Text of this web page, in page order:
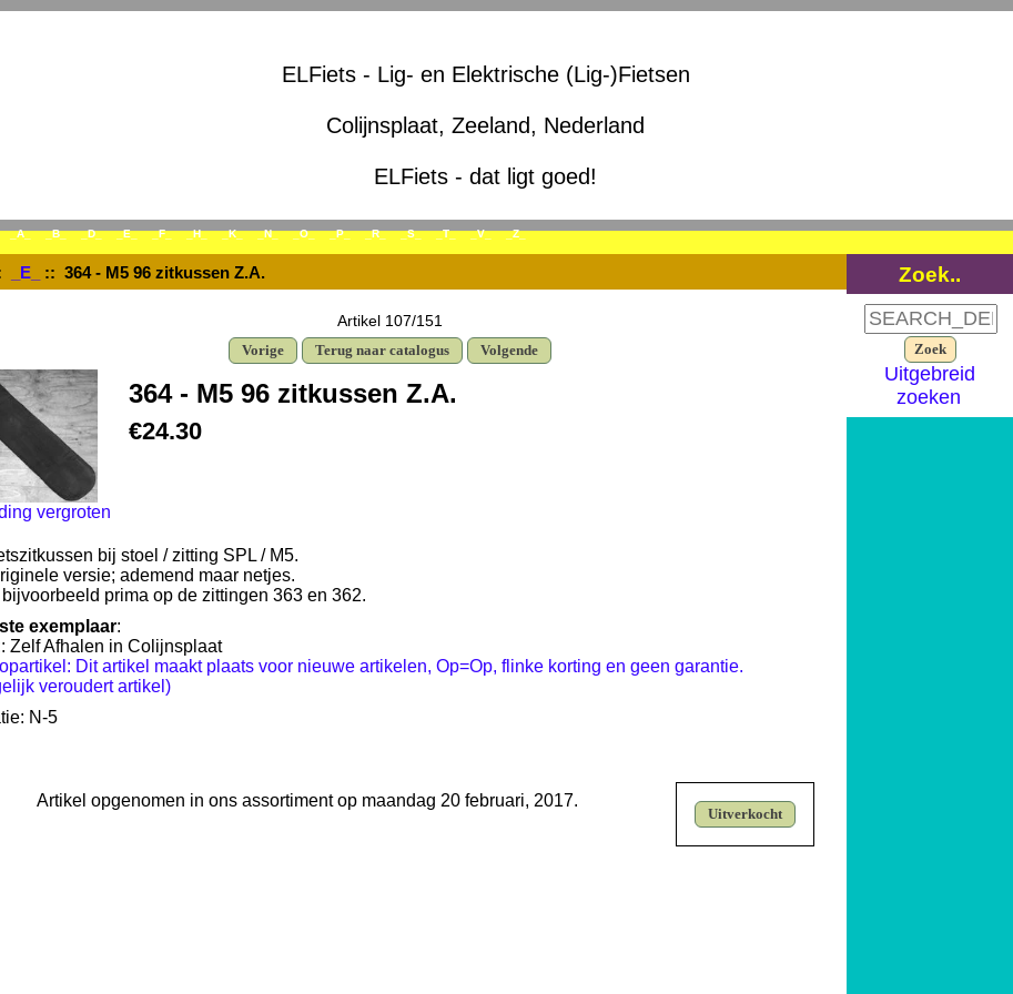
ELFiets - Lig- en Elektrische (Lig-)Fietsen
Colijnsplaat, Zeeland, Nederland
ELFiets - dat ligt goed!
_A_ _B_ _D_ _E_ _F_ _H_ _K_ _N_ _O_ _P_ _R_ _S_ _T_ _V_ _Z_
_E_ :: 364 - M5 96 zitkussen Z.A.
Artikel 107/151
Vorige Terug naar catalogus Volgende
vergroten
364 - M5 96 zitkussen Z.A.
€24.30
bij stoel / zitting SPL / M5.
versie; ademend maar netjes.
bijvoorbeeld prima op de zittingen 363 en 362.
exemplaar:
: Zelf Afhalen in Colijnsplaat
Dit artikel maakt plaats voor nieuwe artikelen, Op=Op, flinke korting en geen garantie.
veroudert artikel)
N-5
Uitverkocht
Artikel opgenomen in ons assortiment op maandag 20 februari, 2017.
Zoek..
Uitgebreid
zoeken